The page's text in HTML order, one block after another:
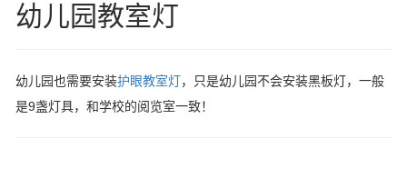
幼儿园教室灯
幼儿园也需要安装护眼教室灯，只是幼儿园不会安装黑板灯，一般
是9盏灯具，和学校的阅览室一致！